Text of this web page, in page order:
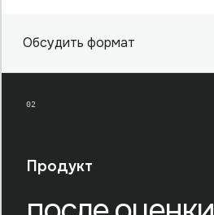
Обсудить формат
02
Продукт